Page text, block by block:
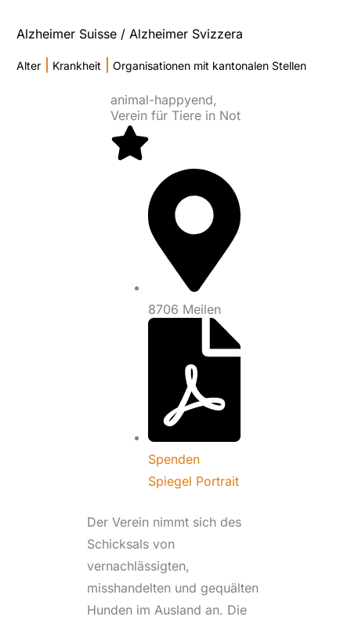
Alzheimer Suisse / Alzheimer Svizzera
Alter Krankheit Organisationen mit kantonalen Stellen
animal-happyend,
Verein für Tiere in Not
8706 Meilen
Spenden
Spiegel Portrait
Der Verein nimmt sich des
Schicksals von
vernachlässigten,
misshandelten und gequälten
Hunden im Ausland an. Die